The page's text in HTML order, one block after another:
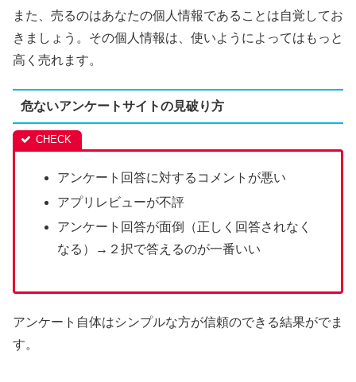
また、売るのはあなたの個人情報であることは自覚してお
きましょう。その個人情報は、使いようによってはもっと
高く売れます。
危ないアンケートサイトの見破り方
アンケート回答に対するコメントが悪い
アプリレビューが不評
アンケート回答が面倒（正しく回答されなく
なる）→２択で答えるのが一番いい
アンケート自体はシンプルな方が信頼のできる結果がでま
す。